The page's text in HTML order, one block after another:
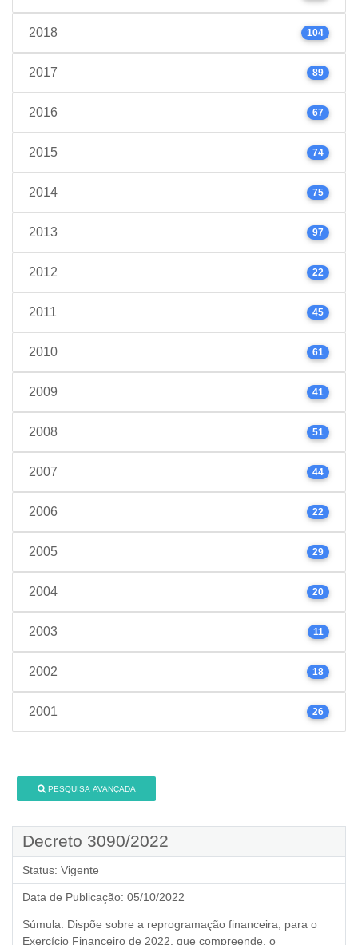
2018 104
2017 89
2016 67
2015 74
2014 75
2013 97
2012 22
2011 45
2010 61
2009 41
2008 51
2007 44
2006 22
2005 29
2004 20
2003 11
2002 18
2001 26
PESQUISA AVANÇADA
Decreto 3090/2022
Status: Vigente
Data de Publicação: 05/10/2022
Súmula: Dispõe sobre a reprogramação financeira, para o
Exercício Financeiro de 2022, que compreende, o